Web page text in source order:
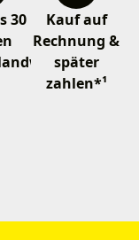
30
Kauf auf
Rechnung &
später
zahlen*¹